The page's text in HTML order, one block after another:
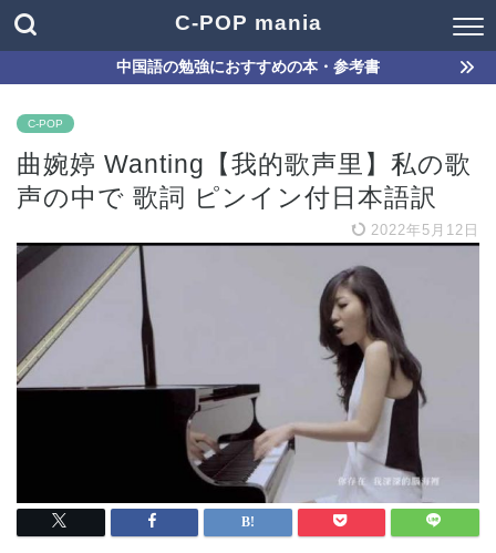
C-POP mania
中国語の勉強におすすめの本・参考書
C-POP
曲婉婷 Wanting【我的歌声里】私の歌
声の中で 歌詞 ピンイン付日本語訳
2022年5月12日